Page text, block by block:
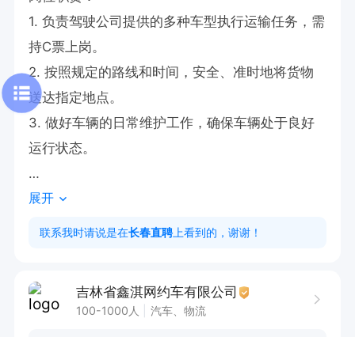
1. 负责驾驶公司提供的多种车型执行运输任务，需
持C票上岗。
2. 按照规定的路线和时间，安全、准时地将货物
送达指定地点。
3. 做好车辆的日常维护工作，确保车辆处于良好
运行状态。
任职要求：
1. 驾龄3年以上，具备丰富的驾驶经验。
守。
展开
联系我时请说是在长春直聘 上看到的，谢谢！
吉林省鑫淇网约车有限公司
100-1000人 汽车、物流